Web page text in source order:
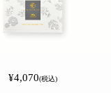
¥4,070(税込)